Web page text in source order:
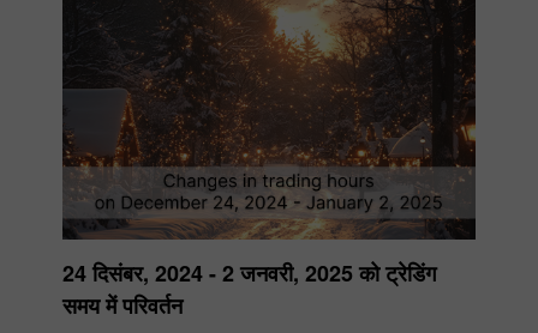
24 दिसंबर, 2024 - 2 जनवरी, 2025 को ट्रेडिंग
समय में परिवर्तन